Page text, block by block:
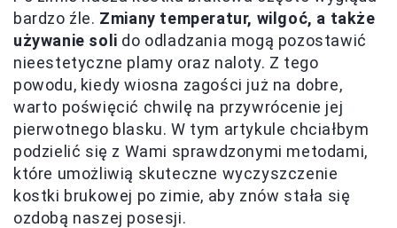
bardzo źle. Zmiany temperatur, wilgoć, a także
używanie soli do odladzania mogą pozostawić
nieestetyczne plamy oraz naloty. Z tego
powodu, kiedy wiosna zagości już na dobre,
warto poświęcić chwilę na przywrócenie jej
pierwotnego blasku. W tym artykule chciałbym
podzielić się z Wami sprawdzonymi metodami,
które umożliwią skuteczne wyczyszczenie
kostki brukowej po zimie, aby znów stała się
ozdobą naszej posesji.